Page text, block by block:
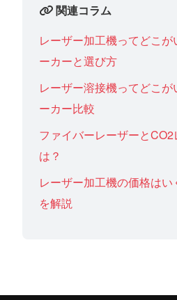
関連コラム
レーザー加工機ってどこ
ーカーと選び方
レーザー溶接機ってどこ
ーカー比較
ファイバーレーザーと
は？
レーザー加工機の価格は
を解説